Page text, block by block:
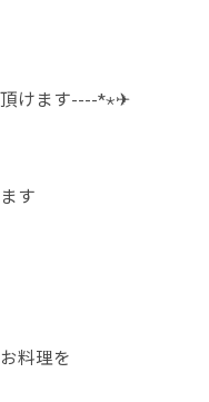
頂けます----*⋆✈︎
す
料理を